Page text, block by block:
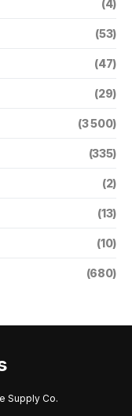
(4)
(53)
(47)
(29)
(3 500)
(335)
(2)
(13)
(10)
(680)
Supply Co.